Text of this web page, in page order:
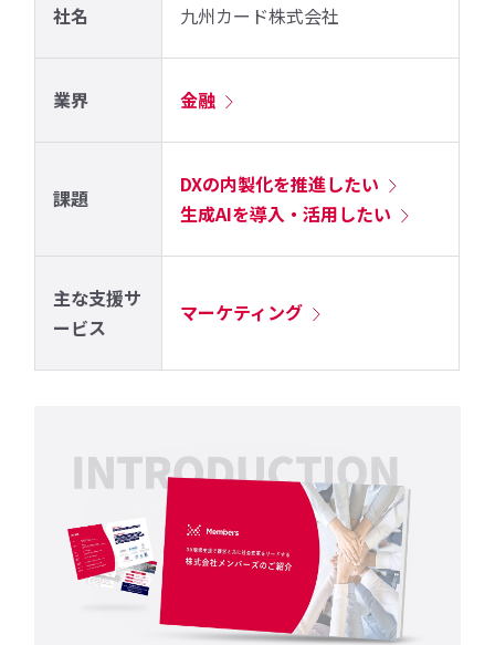
社名 九州カード株式会社
業界 金融
課題
DXの内製化を推進したい
生成AIを導入・活用したい
主な支援サ
ービス
マーケティング